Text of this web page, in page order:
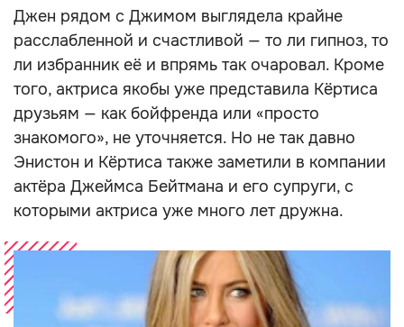
Джен рядом с Джимом выглядела крайне
расслабленной и счастливой — то ли гипноз, то
ли избранник её и впрямь так очаровал. Кроме
того, актриса якобы уже представила Кёртиса
друзьям — как бойфренда или «просто
знакомого», не уточняется. Но не так давно
Энистон и Кёртиса также заметили в компании
актёра Джеймса Бейтмана и его супруги, с
которыми актриса уже много лет дружна.